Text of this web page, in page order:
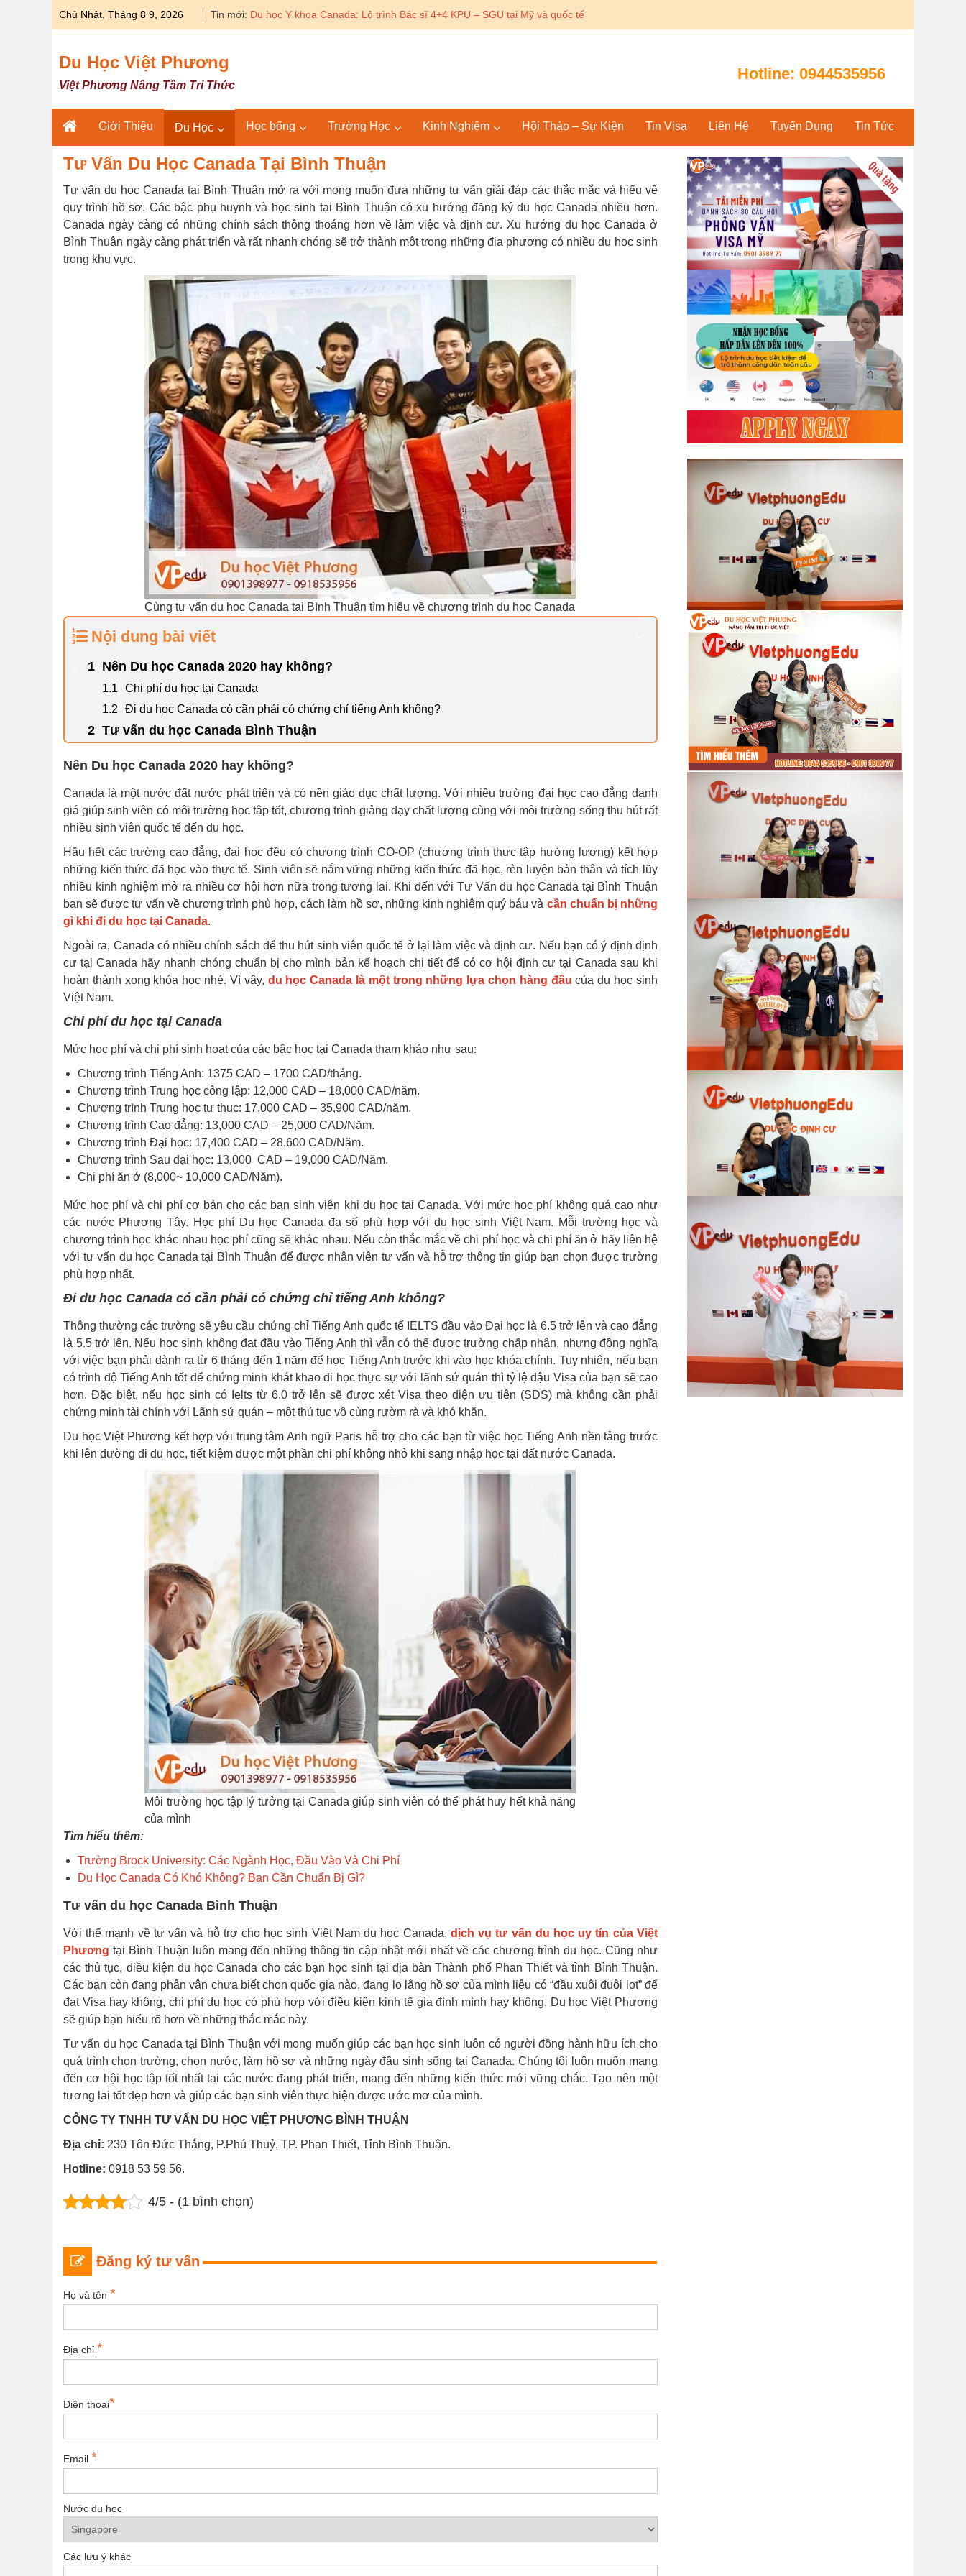
Chủ Nhật, Tháng 8 9, 2026 Tin mới: Du học Y khoa Canada: Lộ trình Bác sĩ 4+4 KPU – SGU tại Mỹ và quốc tế
Du Học Việt Phương
Việt Phương Nâng Tầm Tri Thức
Hotline: 0944535956
Giới Thiệu Du Học Học bổng Trường Học Kinh Nghiệm Hội Thảo – Sự Kiện Tin Visa Liên Hệ Tuyển Dụng Tin Tức
Tư Vấn Du Học Canada Tại Bình Thuận
Tư vấn du học Canada tại Bình Thuận mở ra với mong muốn đưa những tư vấn giải đáp các thắc mắc và hiểu về
quy trình hồ sơ. Các bậc phụ huynh và học sinh tại Bình Thuận có xu hướng đăng ký du học Canada nhiều hơn.
Canada ngày càng có những chính sách thông thoáng hơn về làm việc và định cư. Xu hướng du học Canada ở
Bình Thuận ngày càng phát triển và rất nhanh chóng sẽ trở thành một trong những địa phương có nhiều du học sinh
trong khu vực.
Cùng tư vấn du học Canada tại Bình Thuận tìm hiểu về chương trình du học Canada
Nội dung bài viết
Nên Du học Canada 2020 hay không?
Chi phí du học tại Canada
Đi du học Canada có cần phải có chứng chỉ tiếng Anh không?
Tư vấn du học Canada Bình Thuận
Nên Du học Canada 2020 hay không?
Canada là một nước đất nước phát triển và có nền giáo dục chất lượng. Với nhiều trường đại học cao đẳng danh
giá giúp sinh viên có môi trường học tập tốt, chương trình giảng dạy chất lượng cùng với môi trường sống thu hút rất
nhiều sinh viên quốc tế đến du học.
Hầu hết các trường cao đẳng, đại học đều có chương trình CO-OP (chương trình thực tập hưởng lương) kết hợp
những kiến thức đã học vào thực tế. Sinh viên sẽ nắm vững những kiến thức đã học, rèn luyện bản thân và tích lũy
nhiều kinh nghiệm mở ra nhiều cơ hội hơn nữa trong tương lai. Khi đến với Tư Vấn du học Canada tại Bình Thuận
bạn sẽ được tư vấn về chương trình phù hợp, cách làm hồ sơ, những kinh nghiệm quý báu và cần chuẩn bị những
gì khi đi du học tại Canada.
Ngoài ra, Canada có nhiều chính sách để thu hút sinh viên quốc tế ở lại làm việc và định cư. Nếu bạn có ý định định
cư tại Canada hãy nhanh chóng chuẩn bị cho mình bản kế hoạch chi tiết để có cơ hội định cư tại Canada sau khi
hoàn thành xong khóa học nhé. Vì vậy, du học Canada là một trong những lựa chọn hàng đầu của du học sinh
Việt Nam.
Chi phí du học tại Canada
Mức học phí và chi phí sinh hoạt của các bậc học tại Canada tham khảo như sau:
Chương trình Tiếng Anh: 1375 CAD – 1700 CAD/tháng.
Chương trình Trung học công lập: 12,000 CAD – 18,000 CAD/năm.
Chương trình Trung học tư thục: 17,000 CAD – 35,900 CAD/năm.
Chương trình Cao đẳng: 13,000 CAD – 25,000 CAD/Năm.
Chương trình Đại học: 17,400 CAD – 28,600 CAD/Năm.
Chương trình Sau đại học: 13,000 CAD – 19,000 CAD/Năm.
Chi phí ăn ở (8,000~ 10,000 CAD/Năm).
Mức học phí và chi phí cơ bản cho các bạn sinh viên khi du học tại Canada. Với mức học phí không quá cao như
các nước Phương Tây. Học phí Du học Canada đa số phù hợp với du học sinh Việt Nam. Mỗi trường học và
chương trình học khác nhau học phí cũng sẽ khác nhau. Nếu còn thắc mắc về chi phí học và chi phí ăn ở hãy liên hệ
với tư vấn du học Canada tại Bình Thuận để được nhân viên tư vấn và hỗ trợ thông tin giúp bạn chọn được trường
phù hợp nhất.
Đi du học Canada có cần phải có chứng chỉ tiếng Anh không?
Thông thường các trường sẽ yêu cầu chứng chỉ Tiếng Anh quốc tế IELTS đầu vào Đại học là 6.5 trở lên và cao đẳng
là 5.5 trở lên. Nếu học sinh không đạt đầu vào Tiếng Anh thì vẫn có thể được trường chấp nhận, nhưng đồng nghĩa
với việc bạn phải dành ra từ 6 tháng đến 1 năm để học Tiếng Anh trước khi vào học khóa chính. Tuy nhiên, nếu bạn
có trình độ Tiếng Anh tốt để chứng minh khát khao đi học thực sự với lãnh sứ quán thì tỷ lệ đậu Visa của bạn sẽ cao
hơn. Đặc biệt, nếu học sinh có Ielts từ 6.0 trở lên sẽ được xét Visa theo diện ưu tiên (SDS) mà không cần phải
chứng minh tài chính với Lãnh sứ quán – một thủ tục vô cùng rườm rà và khó khăn.
Du học Việt Phương kết hợp với trung tâm Anh ngữ Paris hỗ trợ cho các bạn từ việc học Tiếng Anh nền tảng trước
khi lên đường đi du học, tiết kiệm được một phần chi phí không nhỏ khi sang nhập học tại đất nước Canada.
Môi trường học tập lý tưởng tại Canada giúp sinh viên có thể phát huy hết khả năng
của mình
Tìm hiểu thêm:
Trường Brock University: Các Ngành Học, Đầu Vào Và Chi Phí
Du Học Canada Có Khó Không? Bạn Cần Chuẩn Bị Gì?
Tư vấn du học Canada Bình Thuận
Với thế mạnh về tư vấn và hỗ trợ cho học sinh Việt Nam du học Canada, dịch vụ tư vấn du học uy tín của Việt
Phương tại Bình Thuận luôn mang đến những thông tin cập nhật mới nhất về các chương trình du học. Cũng như
các thủ tục, điều kiện du học Canada cho các bạn học sinh tại địa bàn Thành phố Phan Thiết và tỉnh Bình Thuận.
Các bạn còn đang phân vân chưa biết chọn quốc gia nào, đang lo lắng hồ sơ của mình liệu có “đầu xuôi đuôi lọt” để
đạt Visa hay không, chi phí du học có phù hợp với điều kiện kinh tế gia đình mình hay không, Du học Việt Phương
sẽ giúp bạn hiểu rõ hơn về những thắc mắc này.
Tư vấn du học Canada tại Bình Thuận với mong muốn giúp các bạn học sinh luôn có người đồng hành hữu ích cho
quá trình chọn trường, chọn nước, làm hồ sơ và những ngày đầu sinh sống tại Canada. Chúng tôi luôn muốn mang
đến cơ hội học tập tốt nhất tại các nước đang phát triển, mang đến những kiến thức mới vững chắc. Tạo nên một
tương lai tốt đẹp hơn và giúp các bạn sinh viên thực hiện được ước mơ của mình.
CÔNG TY TNHH TƯ VẤN DU HỌC VIỆT PHƯƠNG BÌNH THUẬN
Địa chỉ: 230 Tôn Đức Thắng, P.Phú Thuỷ, TP. Phan Thiết, Tỉnh Bình Thuận.
Hotline: 0918 53 59 56.
4/5 - (1 bình chọn)
Đăng ký tư vấn
Họ và tên *
Địa chỉ *
Điện thoại*
Email *
Nước du học
Các lưu ý khác